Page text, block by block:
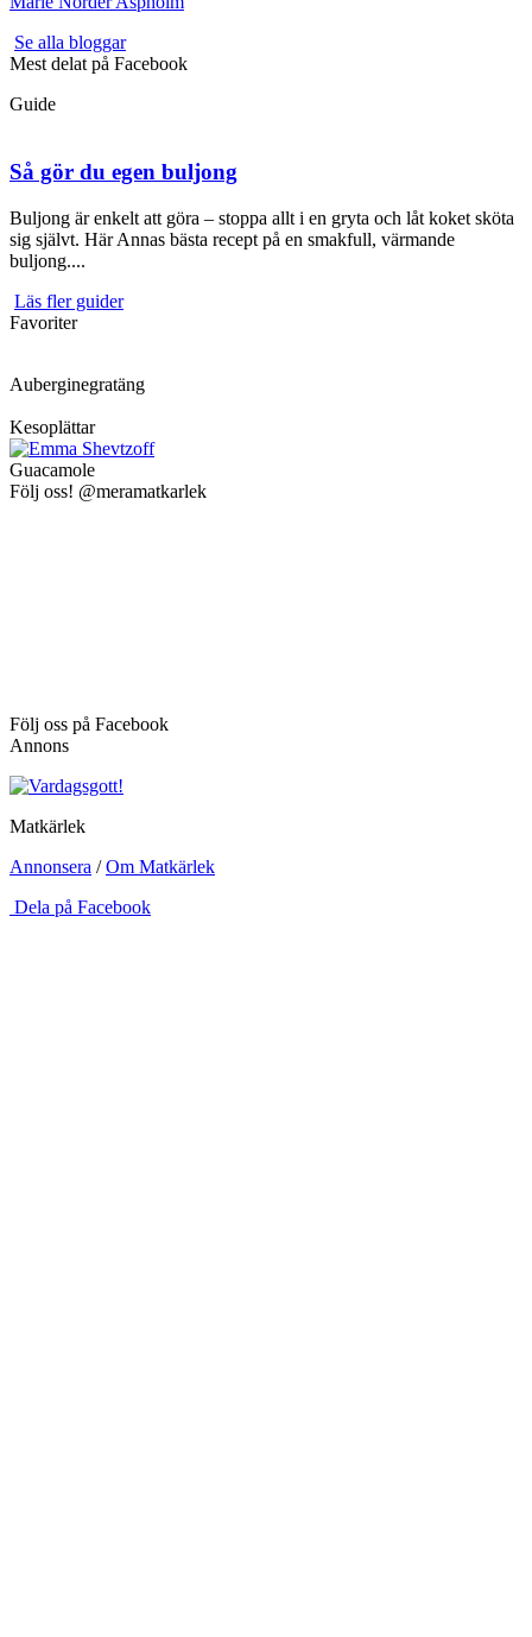
Se alla bloggar
Mest delat på Facebook
Guide
Så gör du egen buljong
Buljong är enkelt att göra – stoppa allt i en gryta och låt koket sköta
sig självt. Här Annas bästa recept på en smakfull, värmande
buljong....
Läs fler guider
Favoriter
Auberginegratäng
Kesoplättar
Guacamole
Följ oss! @meramatkarlek
Följ oss på Facebook
Annons
Matkärlek
Annonsera /Om Matkärlek
Dela på Facebook